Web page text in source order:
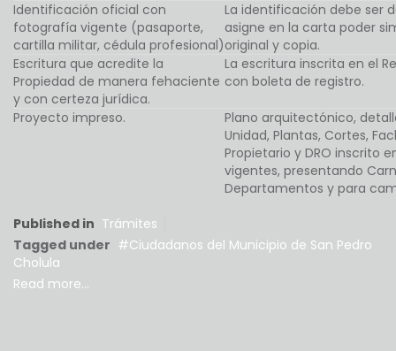
Identificación oficial con
fotografía vigente (pasaporte,
cartilla militar, cédula profesional)
La identificación debe ser
asigne en la carta poder
original y copia.
Escritura que acredite la
Propiedad de manera fehaciente
y con certeza jurídica.
La escritura inscrita en el
con boleta de registro.
Proyecto impreso.
Plano arquitectónico,
Unidad, Plantas, Cortes,
Propietario y DRO inscrito
vigentes, presentando
Departamentos y para
Published in Trámites
Tagged under
Ciudadanos del Municipio de San Pedro
Cholula
Read more...